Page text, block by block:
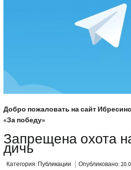
Добро пожаловать на сайт
«За победу»
Запрещена охота
дичь
Категория: Публикации Опубликовано: